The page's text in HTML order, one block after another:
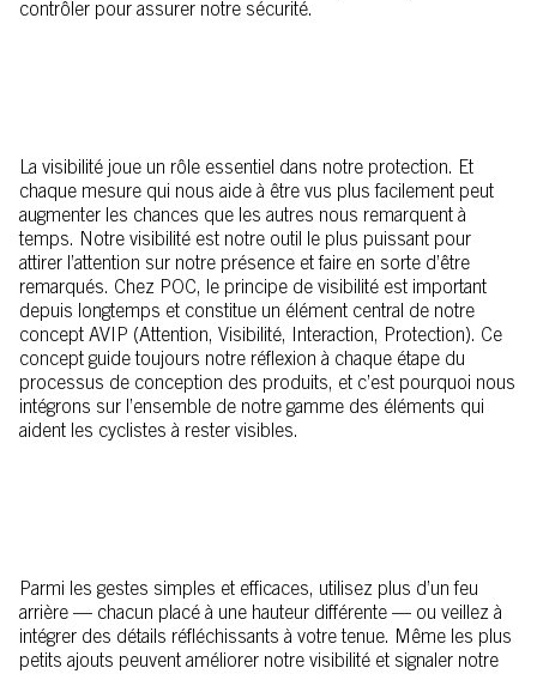
contrôler pour assurer notre sécurité.
La visibilité joue un rôle essentiel dans notre protection. Et
chaque mesure qui nous aide à être vus plus facilement peut
augmenter les chances que les autres nous remarquent à
temps. Notre visibilité est notre outil le plus puissant pour
attirer l’attention sur notre présence et faire en sorte d’être
remarqués. Chez POC, le principe de visibilité est important
depuis longtemps et constitue un élément central de notre
concept AVIP (Attention, Visibilité, Interaction, Protection). Ce
concept guide toujours notre réflexion à chaque étape du
processus de conception des produits, et c’est pourquoi nous
intégrons sur l’ensemble de notre gamme des éléments qui
aident les cyclistes à rester visibles.
Parmi les gestes simples et efficaces, utilisez plus d’un feu
arrière — chacun placé à une hauteur différente — ou veillez à
intégrer des détails réfléchissants à votre tenue. Même les plus
petits ajouts peuvent améliorer notre visibilité et signaler notre